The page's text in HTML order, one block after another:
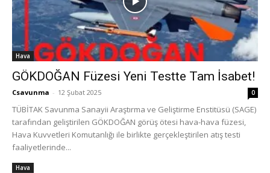
Hava
GÖKDOĞAN Füzesi Yeni Testte Tam İsabet!
Csavunma - 12 Şubat 2025 0
TÜBİTAK Savunma Sanayii Araştırma ve Geliştirme Enstitüsü (SAGE)
tarafından geliştirilen GÖKDOĞAN görüş ötesi hava-hava füzesi,
Hava Kuvvetleri Komutanlığı ile birlikte gerçekleştirilen atış testi
faaliyetlerinde...
Hava